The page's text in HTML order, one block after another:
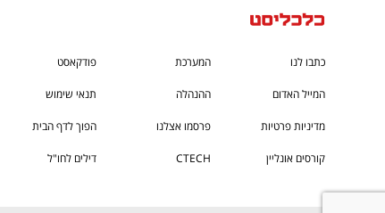
כתבו לנו המערכת פודקאסט
המייל האדום ההנהלה תנאי שימוש
מדיניות פרטיות פרסמו אצלנו הפוך לדף הבית
קורסים אונליין CTECH
דילים לחו"ל